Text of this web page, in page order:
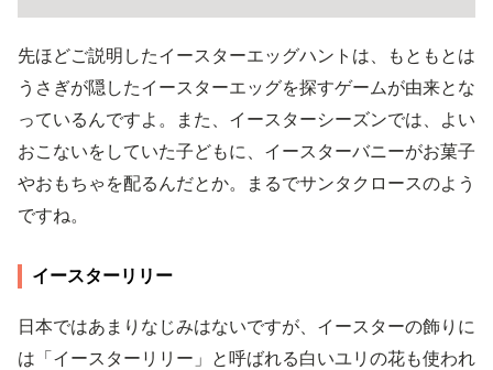
先ほどご説明したイースターエッグハントは、もともとは
うさぎが隠したイースターエッグを探すゲームが由来とな
っているんですよ。また、イースターシーズンでは、よい
おこないをしていた子どもに、イースターバニーがお菓子
やおもちゃを配るんだとか。まるでサンタクロースのよう
ですね。
イースターリリー
日本ではあまりなじみはないですが、イースターの飾りに
は「イースターリリー」と呼ばれる白いユリの花も使われ